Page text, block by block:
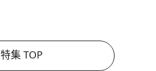
特集 TOP